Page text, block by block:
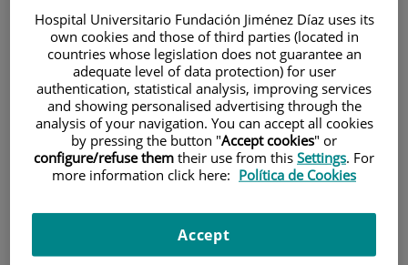
Patients and visitors
Hospital Universitario Fundación Jiménez Díaz uses its
own cookies and those of third parties (located in
countries whose legislation does not guarantee an
adequate level of data protection) for user
authentication, statistical analysis, improving services
and showing personalised advertising through the
analysis of your navigation. You can accept all cookies
by pressing the button "Accept cookies" or
configure/refuse them their use from this Settings. For
more information click here: Política de Cookies
Accept